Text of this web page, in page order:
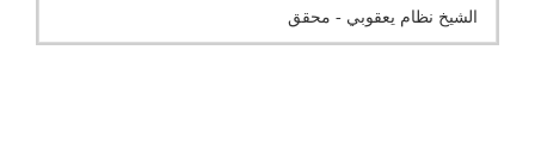
الشيخ نظام يعقوبي - محقق